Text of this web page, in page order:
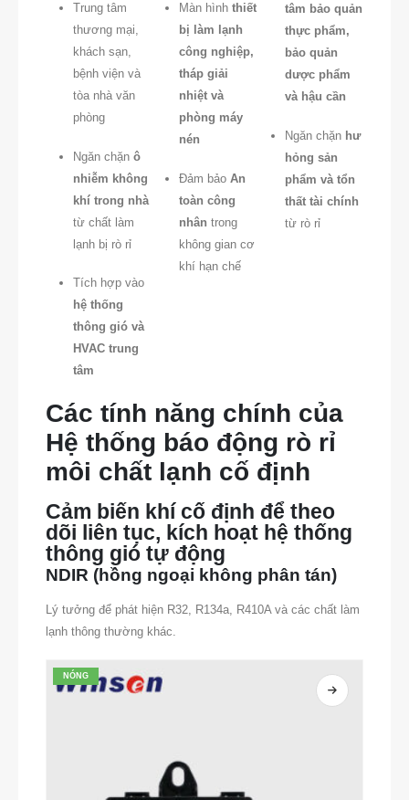
Trung tâm
thương mại,
khách sạn,
bệnh viện và
tòa nhà văn
phòng
Ngăn chặn ô
nhiễm không
khí trong nhà
từ chất làm
lạnh bị rò rỉ
Tích hợp vào
hệ thống
thông gió và
HVAC trung
tâm
Màn hình thiết
bị làm lạnh
công nghiệp,
tháp giải
nhiệt và
phòng máy
nén
Đảm bảo An
toàn công
nhân trong
không gian cơ
khí hạn chế
tâm bảo quản
thực phẩm,
bảo quản
dược phẩm
và hậu cần
Ngăn chặn hư
hỏng sản
phẩm và tổn
thất tài chính
từ rò rỉ
Các tính năng chính của
Hệ thống báo động rò rỉ
môi chất lạnh cố định
Cảm biến khí cố định để theo
dõi liên tục, kích hoạt hệ thống
thông gió tự động
NDIR (hồng ngoại không phân tán)
Lý tưởng để phát hiện R32, R134a, R410A và các chất làm
lạnh thông thường khác.
NÓNG